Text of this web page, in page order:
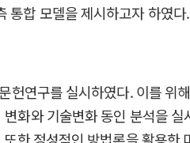
통합 모델을 제시하고자 하였다.
헌연구를 실시하였다. 이를
화와 기술변화 동인 분석을